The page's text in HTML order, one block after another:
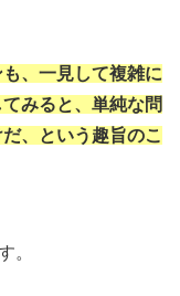
、一見して複雑に
みると、単純な問
、という趣旨のこ
。